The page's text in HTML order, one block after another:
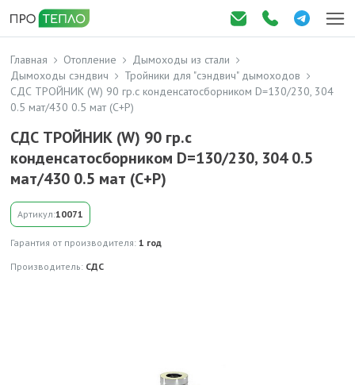
Главная Отопление
Дымоходы из стали
Дымоходы сэндвич
Тройники для "сэндвич" дымоходов
СДС ТРОЙНИК (W) 90 гр.с конденсатосборником D=130/230, 304
0.5 мат/430 0.5 мат (С+Р)
СДС ТРОЙНИК (W) 90 гр.с
конденсатосборником D=130/230, 304 0.5
мат/430 0.5 мат (С+Р)
Артикул:10071
Гарантия от производителя: 1 год
Производитель: СДС